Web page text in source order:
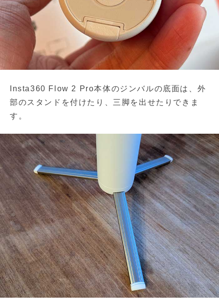
Insta360 Flow 2 Pro本体のジンバルの底面は、外
部のスタンドを付けたり、三脚を出せたりできま
す。